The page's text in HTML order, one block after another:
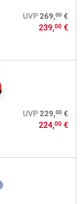
UVP 269,00€
239,00€
UVP 229,00€
224,00€